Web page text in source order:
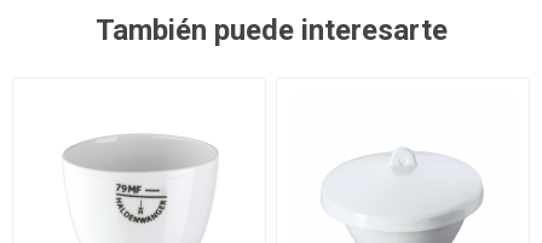
También puede interesarte